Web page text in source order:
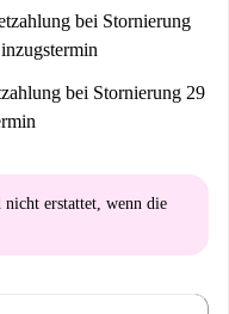
bei Stornierung
bei Stornierung 29
nicht erstattet, wenn die